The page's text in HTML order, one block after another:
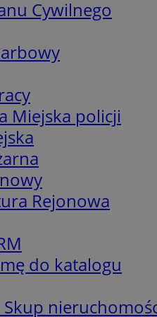
Cywilnego
Miejska policji
Rejonowa
do katalogu
Skup